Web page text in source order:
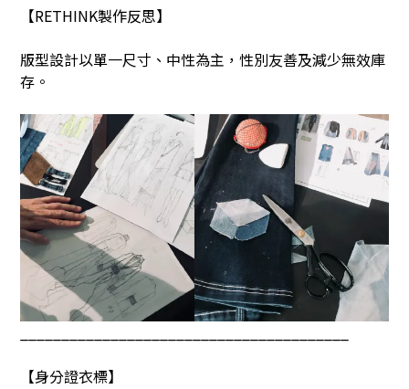
【RETHINK製作反思】
版型設計以單一尺寸、中性為主，性別友善及減少無效庫
存。
【身分證衣標】